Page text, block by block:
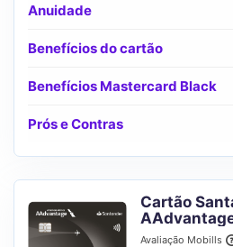
Anuidade
Benefícios do cartão
Benefícios Mastercard Black
Prós e Contras
Cartão
Avaliação Mobills